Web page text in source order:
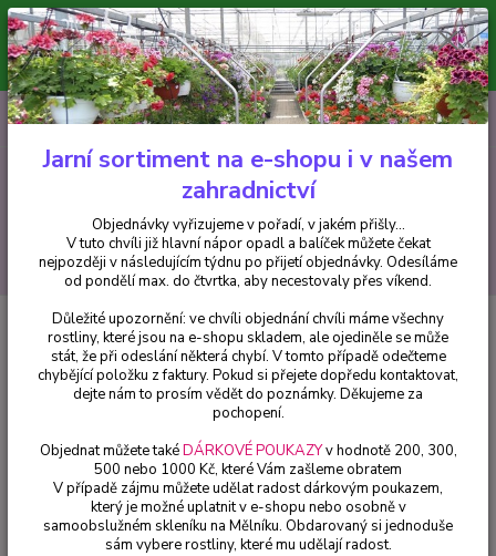
Minimální hodnota pro odeslání z e-shopu je 300 Kč.
V tuto chvíli již hlavní nápor objednávek opadl a balíček můžete čekat
nejpozději v následujícím týdnu po přijetí objednávky. Objednávky
vyřizujeme v pořadí, v jakém přišly...
CZK
Hledat
+420 602 223 614 0ks
za0 Kč
Trvalky Orlíček skalkový (Aquilegia Careulea)
Orlíček skalkový (Aquilegia
Careulea)
Jarní sortiment na e-shopu i v našem
zahradnictví
Objednávky vyřizujeme v pořadí, v jakém přišly...
V tuto chvíli již hlavní nápor opadl a balíček můžete čekat
nejpozději v následujícím týdnu po přijetí objednávky. Odesíláme
od pondělí max. do čtvrtka, aby necestovaly přes víkend.
Důležité upozornění: ve chvíli objednání chvíli máme všechny
rostliny, které jsou na e-shopu skladem, ale ojediněle se může
stát, že při odeslání některá chybí. V tomto případě odečteme
chybějící položku z faktury. Pokud si přejete dopředu kontaktovat,
dejte nám to prosím vědět do poznámky. Děkujeme za
pochopení.
Objednat můžete takéDÁRKOVÉ POUKAZYv hodnotě 200, 300,
500 nebo 1000 Kč, které Vám zašleme obratem
V případě zájmu můžete udělat radost dárkovým poukazem,
který je možné uplatnit v e-shopu nebo osobně v
samoobslužném skleníku na Mělníku. Obdarovaný si jednoduše
sám vybere rostliny, které mu udělají radost.